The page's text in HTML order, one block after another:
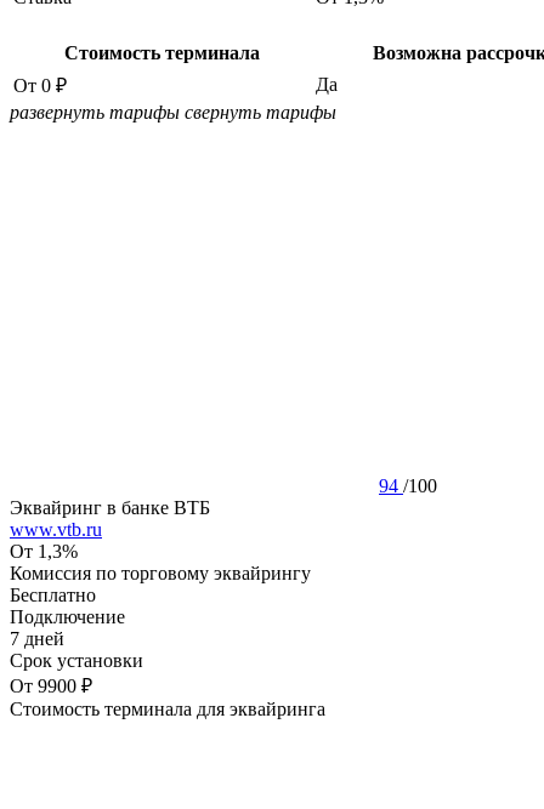
Стоимость терминала
Возможна
От 0 ₽
Да
развернуть тарифы свернуть тарифы
94 /100
Эквайринг в банке ВТБ
www.vtb.ru
От 1,3%
Комиссия по торговому эквайрингу
Бесплатно
Подключение
7 дней
Срок установки
От 9900 ₽
Стоимость терминала для эквайринга